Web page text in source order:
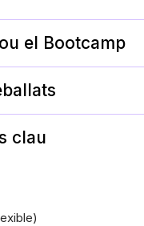
el Bootcamp
clau